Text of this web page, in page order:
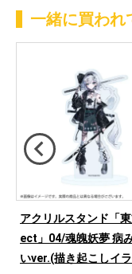
一緒に買われ
アクリルスタンド「
ect」04/魂魄妖夢 病
いver.(描き起こしイ